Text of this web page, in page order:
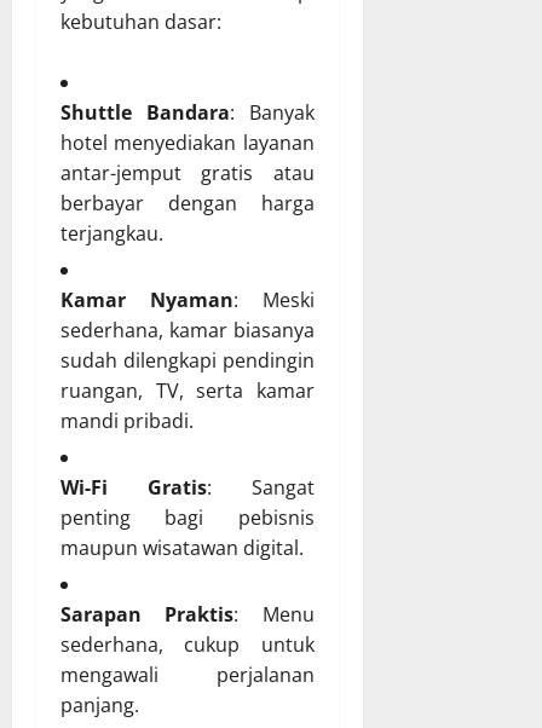
kebutuhan dasar:
Shuttle Bandara: Banyak
hotel menyediakan layanan
antar-jemput gratis atau
berbayar dengan harga
terjangkau.
Kamar Nyaman: Meski
sederhana, kamar biasanya
sudah dilengkapi pendingin
ruangan, TV, serta kamar
mandi pribadi.
Wi-Fi Gratis: Sangat
penting bagi pebisnis
maupun wisatawan digital.
Sarapan Praktis: Menu
sederhana, cukup untuk
mengawali perjalanan
panjang.